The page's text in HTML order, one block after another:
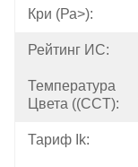
Кри (ра>):
Рейтинг ИС:
Температура
Цвета ((CCT):
Тариф Ik: